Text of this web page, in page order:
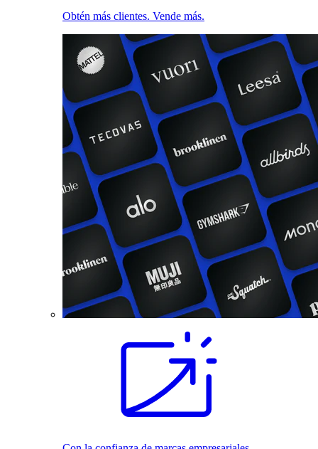
Obtén más clientes. Vende más.